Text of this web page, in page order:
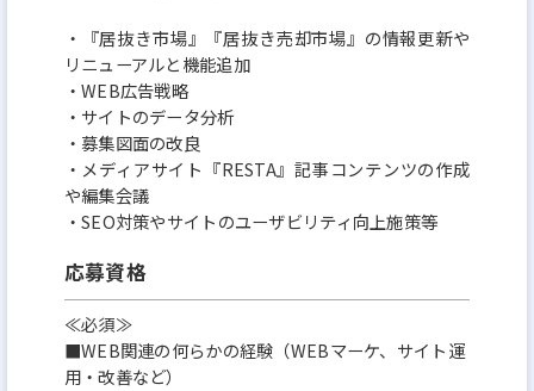
・『居抜き市場』『居抜き売却市場』の情報更新や
リニューアルと機能追加
・WEB広告戦略
・サイトのデータ分析
・募集図面の改良
・メディアサイト『RESTA』記事コンテンツの作成
や編集会議
・SEO対策やサイトのユーザビリティ向上施策等
応募資格
≪必須≫
■WEB関連の何らかの経験（WEBマーケ、サイト運
用・改善など）